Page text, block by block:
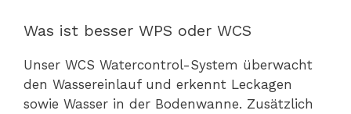
Was ist besser WPS oder WCS
Unser WCS Watercontrol-System überwacht
den Wassereinlauf und erkennt Leckagen
sowie Wasser in der Bodenwanne. Zusätzlich